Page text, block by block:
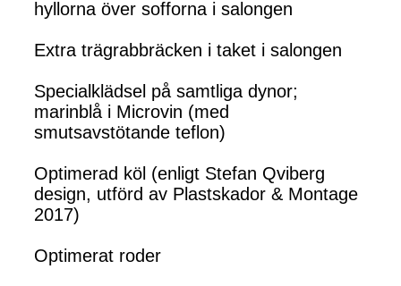
hyllorna över sofforna i salongen
Extra trägrabbräcken i taket i salongen
Specialklädsel på samtliga dynor;
marinblå i Microvin (med
smutsavstötande teflon)
Optimerad köl (enligt Stefan Qviberg
design, utförd av Plastskador & Montage
2017)
Optimerat roder